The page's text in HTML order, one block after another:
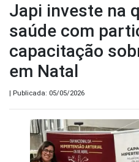
Japi investe na
saúde com
capacitação
em Natal
| Publicada: 05/05/2026